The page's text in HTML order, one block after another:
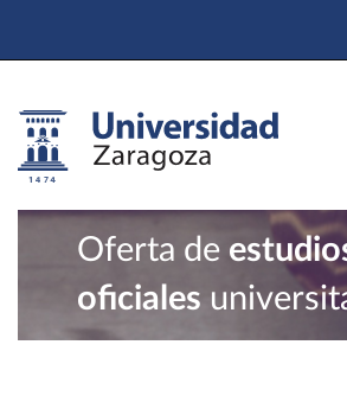
Oferta de
oficiales